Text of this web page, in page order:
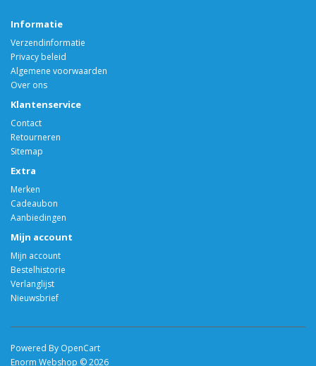
Informatie
Verzendinformatie
Privacy beleid
Algemene voorwaarden
Over ons
Klantenservice
Contact
Retourneren
Sitemap
Extra
Merken
Cadeaubon
Aanbiedingen
Mijn account
Mijn account
Bestelhistorie
Verlanglijst
Nieuwsbrief
Powered By OpenCart
Enorm Webshop © 2026